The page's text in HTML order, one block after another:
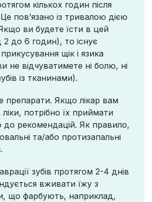
кількох годин після
Це пов’язано із тривалою дією
Якщо ви будете їсти в цей
2 до 6 годин), то існує
щік і язика
не відчуватимете ні болю, ні
із тканинами).
препарати. Якщо лікар вам
потрібно їх приймати
до рекомендацій. Як правило,
та/або протизапальні
зубів протягом 2-4 днів
вживати їжу з
що фарбують, наприклад,